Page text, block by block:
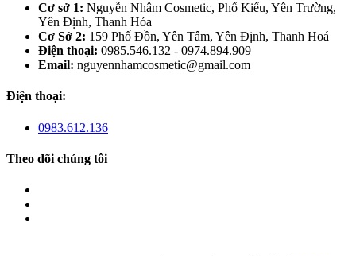
Cơ sở 1: Nguyễn Nhâm Cosmetic, Phố Kiểu, Yên Trường,
Yên Định, Thanh Hóa
Cơ Sở 2: 159 Phố Đồn, Yên Tâm, Yên Định, Thanh Hoá
Điện thoại: 0985.546.132 - 0974.894.909
Email: nguyennhamcosmetic@gmail.com
Điện thoại:
0983.612.136
Theo dõi chúng tôi